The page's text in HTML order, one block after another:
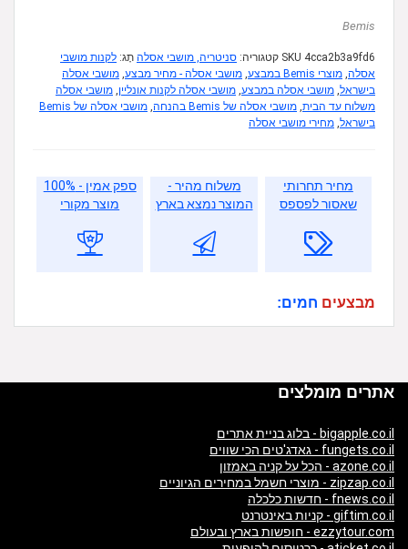
Bemis
SKU 4cca2b3a9fd6 קטגוריה: סניטריה, מושבי אסלה תָג: לקנות מושבי
אסלה, מוצרי Bemis במבצע , מושבי אסלה - מחיר מבצע, מושבי אסלה
בישראל, מושבי אסלה במבצע, מושבי אסלה לקנות אונליין, מושבי אסלה
משלוח עד הבית, מושבי אסלה של Bemis בהנחה ,
מושבי אסלה של Bemis
בישראל, מחירי מושבי אסלה
מחיר תחרותי
שאסור לפספס
משלוח מהיר -
המוצר נמצא בארץ
ספק אמין - 100%
מוצר מקורי
מבצעים חמים:
אתרים מומלצים
bigapple.co.il - בלוג בניית אתרים
fungets.co.il - גאדג'טים הכי שווים
azone.co.il - הכל על קניה באמזון
zipzap.co.il - מוצרי חשמל במחירים הגיוניים
fnews.co.il - חדשות כלכלה
giftim.co.il - קניות באינטרנט
ezzytour.com - חופשות בארץ ובעולם